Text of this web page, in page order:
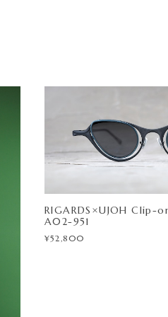
RIGARDS×UJOH Clip-
A02-951
¥52,800